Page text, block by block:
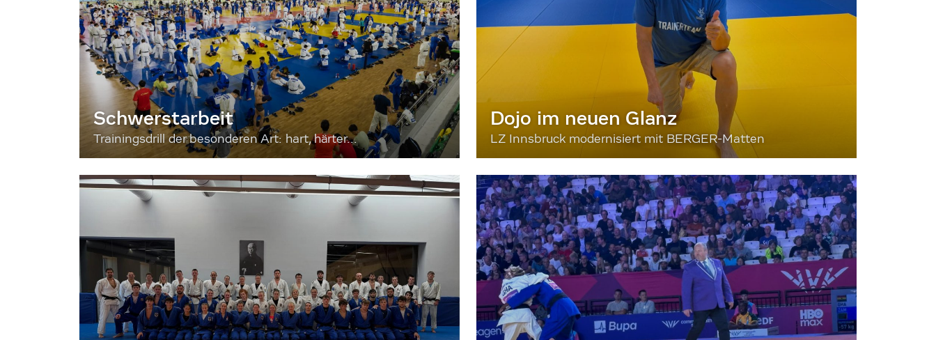
Schwerstarbeit
Trainingsdrill der besonderen Art: hart, härter...
Dojo im neuen Glanz
LZ Innsbruck modernisiert mit BERGER-Matten